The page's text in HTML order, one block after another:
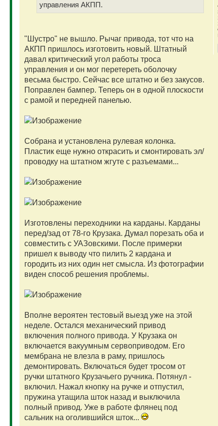
управления АКПП.
"Шустро" не вышло. Рычаг привода, тот что на
АКПП пришлось изготовить новый. Штатный
давал критический угол работы троса
управления и он мог перетереть оболочку
весьма быстро. Сейчас все штатно и без закусов.
Поправлен бампер. Теперь он в одной плоскости
с рамой и передней панелью.
Собрана и установлена рулевая колонка.
Пластик еще нужно открасить и смонтировать эл/
проводку на штатном жгуте с разъемами...
Изготовлены переходники на карданы. Карданы
перед/зад от 78-го Крузака. Думал порезать оба и
совместить с УАЗовскими. После примерки
пришел к выводу что пилить 2 кардана и
городить из них один нет смысла. Из фотографии
виден способ решения проблемы.
Вполне вероятен тестовый выезд уже на этой
неделе. Остался механический привод
включения полного привода. У Крузака он
включается вакуумным сервоприводом. Его
мембрана не влезла в раму, пришлось
демонтировать. Включаться будет тросом от
ручки штатного Крузачьего ручника. Потянул -
включил. Нажал кнопку на ручке и отпустил,
пружина утащила шток назад и выключила
полный привод. Уже в работе флянец под
сальник на оголившийся шток...